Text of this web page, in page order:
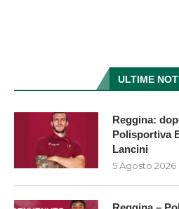
ULTIME
Reggina:
Polisportiva
Lancini
5 Agosto 2026